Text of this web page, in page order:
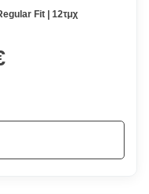
Fit | 12τμχ